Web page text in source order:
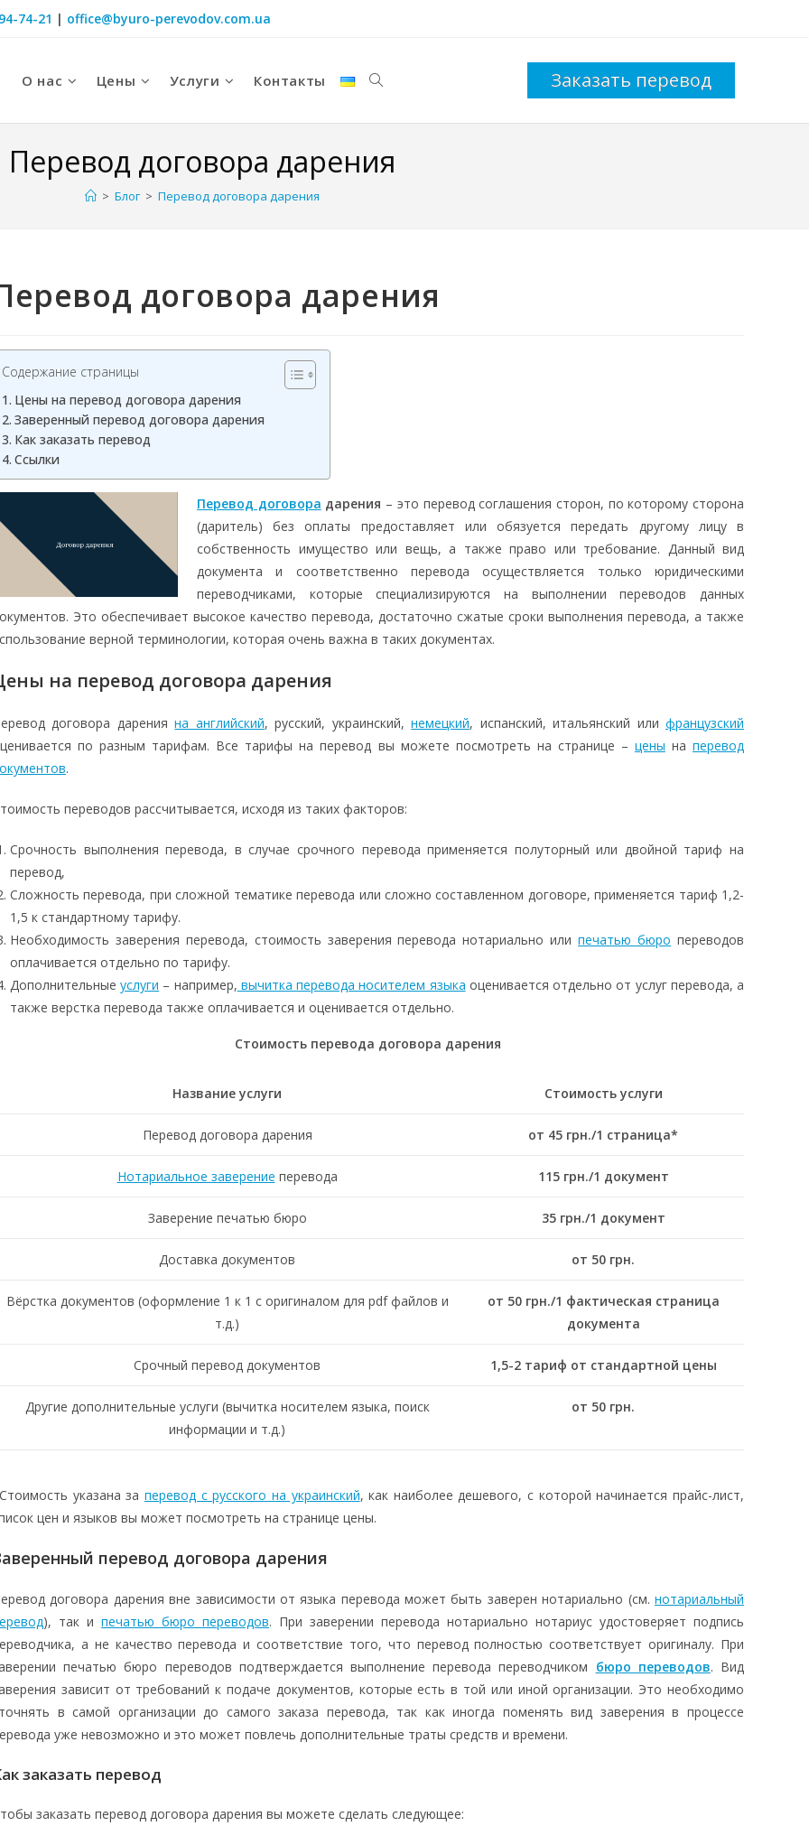
74-21 | office@byuro-perevodov.com.ua
Заказать перевод
О нас Цены Услуги Контакты
Перевод договора дарения
> Блог > Перевод договора дарения
договора дарения
Содержание страницы
Цены на перевод договора дарения
Заверенный перевод договора дарения
Как заказать перевод
Ссылки
Перевод договора дарения – это перевод соглашения сторон, по которому сторона
(даритель) без оплаты предоставляет или обязуется передать другому лицу в
собственность имущество или вещь, а также право или требование. Данный вид
документа и соответственно перевода осуществляется только юридическими
переводчиками, которые специализируются на выполнении переводов данных
Это обеспечивает высокое качество перевода, достаточно сжатые сроки выполнения перевода, а также
верной терминологии, которая очень важна в таких документах.
на перевод договора дарения
договора даренияна английский, русский, украинский,немецкий, испанский, итальянский илифранцузский
по разным тарифам. Все тарифы на перевод вы можете посмотреть на странице – цены на перевод
.
переводов рассчитывается, исходя из таких факторов:
Срочность выполнения перевода, в случае срочного перевода применяется полуторный или двойной тариф на
перевод,
Сложность перевода, при сложной тематике перевода или сложно составленном договоре, применяется тариф 1,2-
1,5 к стандартному тарифу.
Необходимость заверения перевода, стоимость заверения перевода нотариально илипечатью бюро переводов
оплачивается отдельно по тарифу.
Дополнительныеуслуги – например, вычитка перевода носителем языка оценивается отдельно от услуг перевода, а
также верстка перевода также оплачивается и оценивается отдельно.
Стоимость перевода договора дарения
Название услуги Стоимость услуги
Перевод договора дарения от 45 грн./1 страница*
Нотариальное заверение перевода 115 грн./1 документ
Заверение печатью бюро 35 грн./1 документ
Доставка документов от 50 грн.
Вёрстка документов (оформление 1 к 1 с оригиналом для pdf файлов и
т.д.)
от 50 грн./1 фактическая страница
документа
Срочный перевод документов 1,5-2 тариф от стандартной цены
Другие дополнительные услуги (вычитка носителем языка, поиск
информации и т.д.)
от 50 грн.
указана за перевод с русского на украинский, как наиболее дешевого, с которой начинается прайс-лист,
цен и языков вы может посмотреть на странице цены.
перевод договора дарения
договора дарения вне зависимости от языка перевода может быть заверен нотариально (см. нотариальный
), так и печатью бюро переводов. При заверении перевода нотариально нотариус удостоверяет подпись
а не качество перевода и соответствие того, что перевод полностью соответствует оригиналу. При
печатью бюро переводов подтверждается выполнение перевода переводчиком бюро переводов. Вид
зависит от требований к подаче документов, которые есть в той или иной организации. Это необходимо
в самой организации до самого заказа перевода, так как иногда поменять вид заверения в процессе
уже невозможно и это может повлечь дополнительные траты средств и времени.
заказать перевод
заказать перевод договора дарения вы можете сделать следующее: